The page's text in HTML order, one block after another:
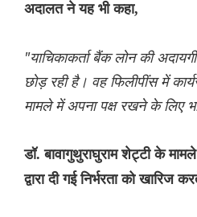
अदालत ने यह भी कहा,
"याचिकाकर्ता बैंक लोन की
छोड़ रही है। वह फिलीपींस में
मामले में अपना पक्ष रखने के लिए
डॉ. बावागुथुराघुराम शेट्टी के
द्वारा दी गई निर्भरता को खारिज